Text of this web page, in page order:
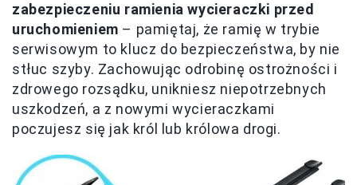
zabezpieczeniu ramienia wycieraczki przed
uruchomieniem – pamiętaj, że ramię w trybie
serwisowym to klucz do bezpieczeństwa, by nie
stłuc szyby. Zachowując odrobinę ostrożności i
zdrowego rozsądku, unikniesz niepotrzebnych
uszkodzeń, a z nowymi wycieraczkami
poczujesz się jak król lub królowa drogi.